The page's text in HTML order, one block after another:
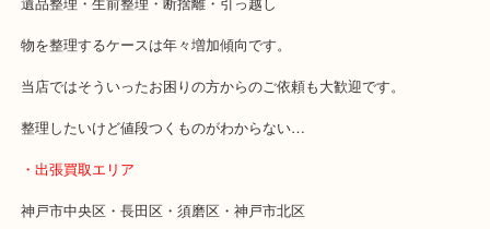
・特殊査定依頼のご相談もお気軽に